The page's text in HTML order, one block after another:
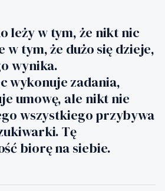
leży w tym, że nikt nic
tym, że dużo się dzieje,
wynika.
wykonuje zadania,
umowę, ale nikt nie
wszystkiego przybywa
Tę
biorę na siebie.